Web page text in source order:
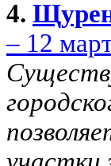
4.
– 12